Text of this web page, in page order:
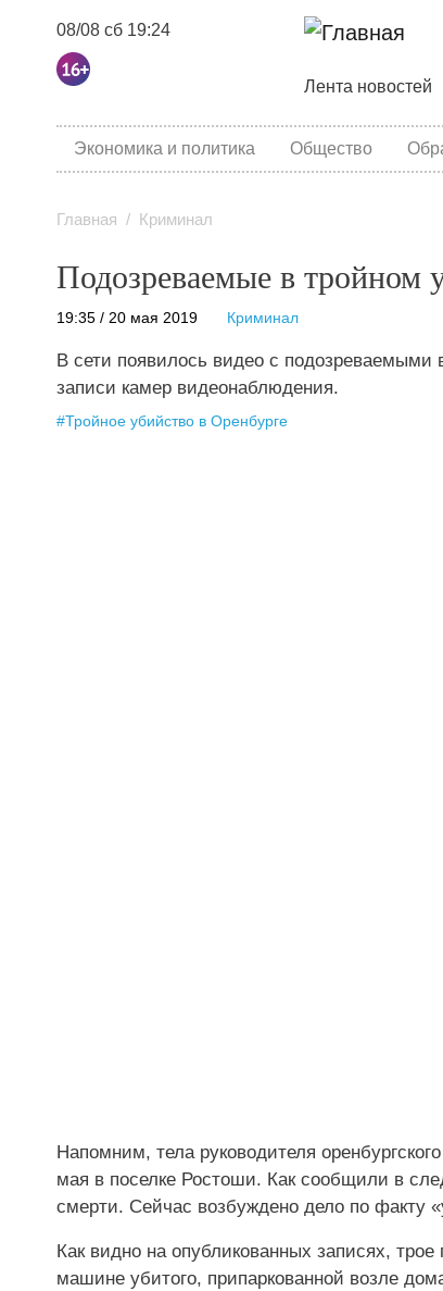
08/08 сб 19:24
Основная
Лента новостей
category menu
Экономика и политика Общество
Главная Криминал
Подозреваемые в тройном
19:35 / 20 мая 2019 Криминал
В сети появилось видео с
записи камер видеонаблюдения.
#Тройное убийство в Оренбурге
Напомним, тела руководителя
мая в поселке Ростоши. Как сообщили в
смерти. Сейчас возбуждено дело по факту
Как видно на опубликованных записях,
машине убитого, припаркованной возле